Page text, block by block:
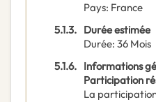
Pays: France
5.1.3. Durée estimée
Durée: 36 Mois
5.1.6. Informations
Participation
La